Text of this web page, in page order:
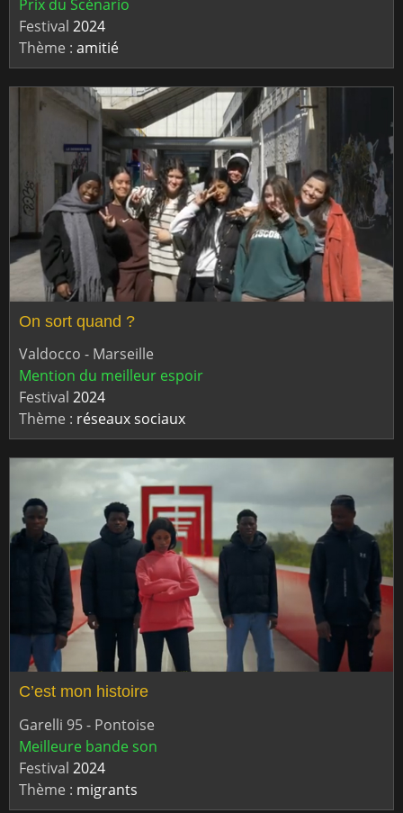
Prix du Scénario
Festival 2024
Thème : amitié
On sort quand ?
Valdocco - Marseille
Mention du meilleur espoir
Festival 2024
Thème : réseaux sociaux
C’est mon histoire
Garelli 95 - Pontoise
Meilleure bande son
Festival 2024
Thème : migrants